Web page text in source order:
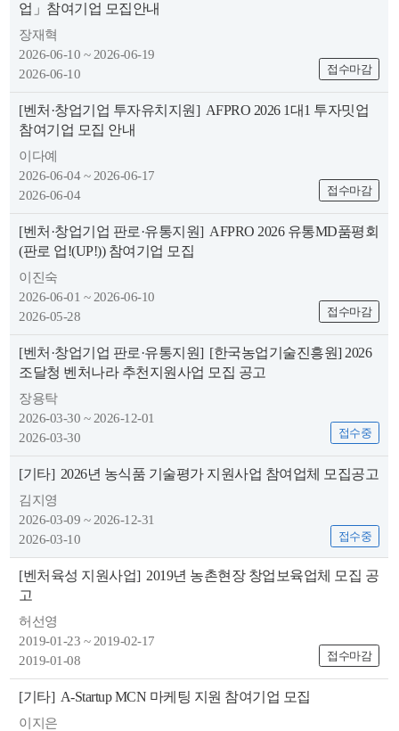
업」참여기업 모집안내
장재혁
2026-06-10 ~ 2026-06-19
2026-06-10
접수마감
[벤처·창업기업 투자유치지원] AFPRO 2026 1대1 투자밋업
참여기업 모집 안내
이다예
2026-06-04 ~ 2026-06-17
2026-06-04
접수마감
[벤처·창업기업 판로·유통지원] AFPRO 2026 유통MD품평회
(판로 업!(UP!)) 참여기업 모집
이진숙
2026-06-01 ~ 2026-06-10
2026-05-28
접수마감
[벤처·창업기업 판로·유통지원] [한국농업기술진흥원] 2026
조달청 벤처나라 추천지원사업 모집 공고
장용탁
2026-03-30 ~ 2026-12-01
2026-03-30
접수중
[기타] 2026년 농식품 기술평가 지원사업 참여업체 모집공고
김지영
2026-03-09 ~ 2026-12-31
2026-03-10
접수중
[벤처육성 지원사업] 2019년 농촌현장 창업보육업체 모집 공
고
허선영
2019-01-23 ~ 2019-02-17
2019-01-08
접수마감
[기타] A-Startup MCN 마케팅 지원 참여기업 모집
이지은